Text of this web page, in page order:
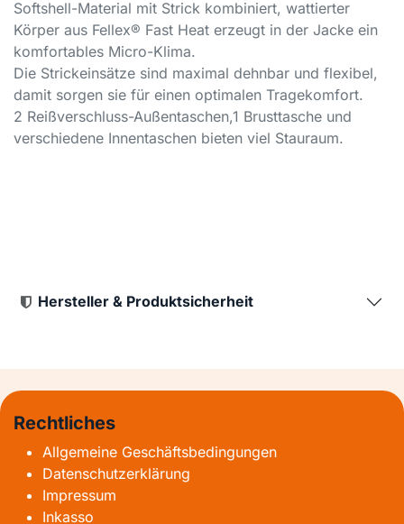
Softshell-Material mit Strick kombiniert, wattierter
Körper aus Fellex® Fast Heat erzeugt in der Jacke ein
komfortables Micro-Klima.
Die Strickeinsätze sind maximal dehnbar und flexibel,
damit sorgen sie für einen optimalen Tragekomfort.
2 Reißverschluss-Außentaschen,1 Brusttasche und
verschiedene Innentaschen bieten viel Stauraum.
Hersteller & Produktsicherheit
Rechtliches
Allgemeine Geschäftsbedingungen
Datenschutzerklärung
Impressum
Inkasso